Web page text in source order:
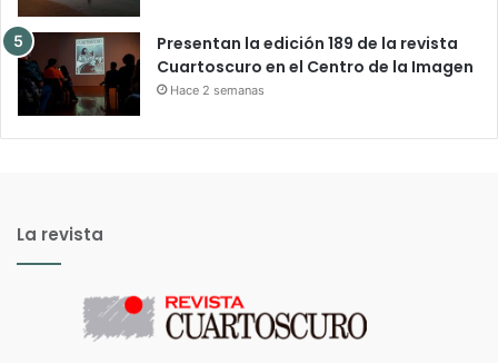
Presentan la edición 189 de la revista
Cuartoscuro en el Centro de la Imagen
Hace 2 semanas
La revista